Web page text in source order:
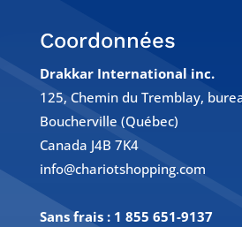
Coordonnées
Drakkar International inc.
125, Chemin du Tremblay,
Boucherville (Québec)
Canada J4B 7K4
info@chariotshopping.com
Sans frais : 1 855 651-9137